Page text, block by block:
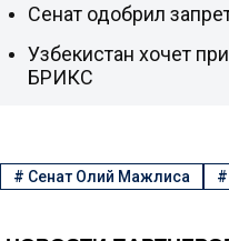
Сенат одобрил
Узбекистан хочет
БРИКС
# Сенат Олий Мажлиса #